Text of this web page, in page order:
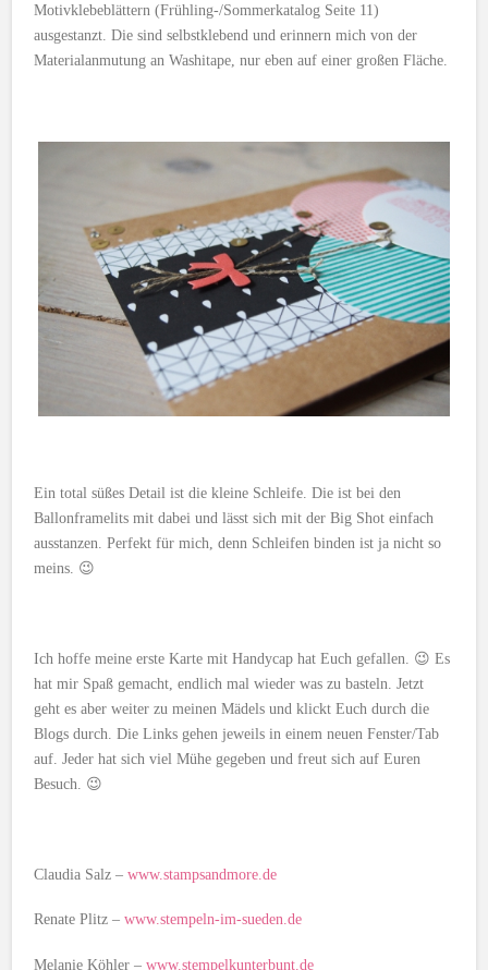
Motivklebeblättern (Frühling-/Sommerkatalog Seite 11)
ausgestanzt. Die sind selbstklebend und erinnern mich von der
Materialanmutung an Washitape, nur eben auf einer großen Fläche.
Ein total süßes Detail ist die kleine Schleife. Die ist bei den
Ballonframelits mit dabei und lässt sich mit der Big Shot einfach
ausstanzen. Perfekt für mich, denn Schleifen binden ist ja nicht so
meins. 😉
Ich hoffe meine erste Karte mit Handycap hat Euch gefallen. 😉 Es
hat mir Spaß gemacht, endlich mal wieder was zu basteln. Jetzt
geht es aber weiter zu meinen Mädels und klickt Euch durch die
Blogs durch. Die Links gehen jeweils in einem neuen Fenster/Tab
auf. Jeder hat sich viel Mühe gegeben und freut sich auf Euren
Besuch. 😉
Claudia Salz –www.stampsandmore.de
Renate Plitz –www.stempeln-im-sueden.de
Melanie Köhler – www.stempelkunterbunt.de